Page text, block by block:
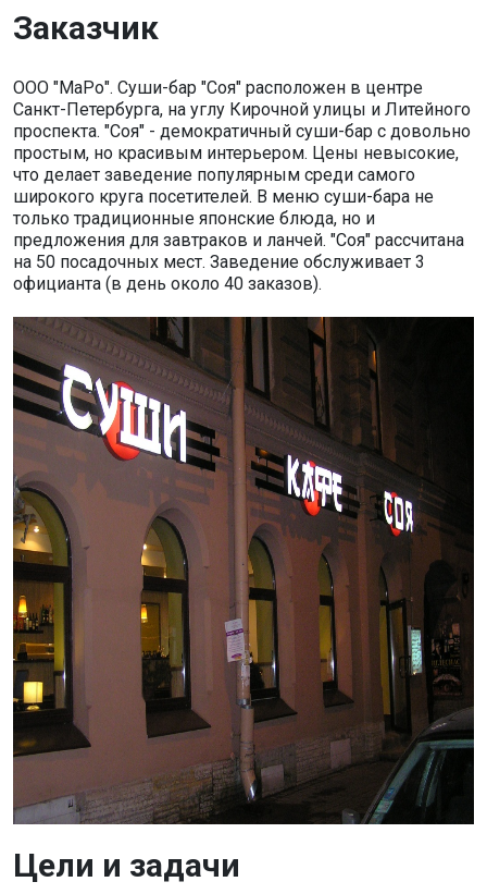
Заказчик
ООО "МаРо". Суши-бар "Соя" расположен в центре
Санкт-Петербурга, на углу Кирочной улицы и Литейного
проспекта. "Соя" - демократичный суши-бар с довольно
простым, но красивым интерьером. Цены невысокие,
что делает заведение популярным среди самого
широкого круга посетителей. В меню суши-бара не
только традиционные японские блюда, но и
предложения для завтраков и ланчей. "Соя" рассчитана
на 50 посадочных мест. Заведение обслуживает 3
официанта (в день около 40 заказов).
Цели и задачи